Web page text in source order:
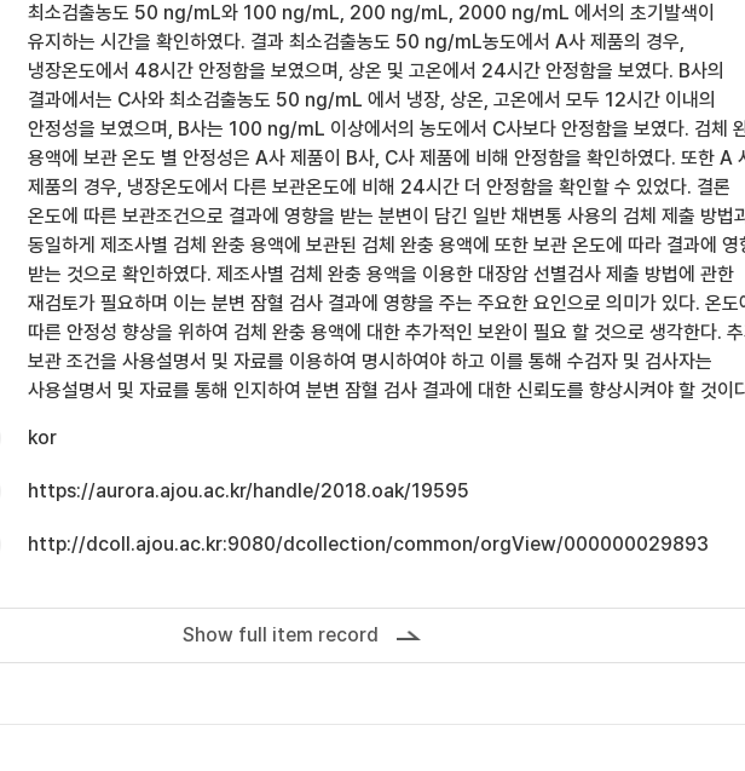
최소검출농도 50 ng/mL와 100 ng/mL, 200 ng/mL, 2000 ng/mL 에서의 초기발색이
유지하는 시간을 확인하였다. 결과 최소검출농도 50 ng/mL농도에서 A사 제품의 경우,
냉장온도에서 48시간 안정함을 보였으며, 상온 및 고온에서 24시간 안정함을 보였다. B사의
결과에서는 C사와 최소검출농도 50 ng/mL 에서 냉장, 상온, 고온에서 모두 12시간 이내의
안정성을 보였으며, B사는 100 ng/mL 이상에서의 농도에서 C사보다 안정함을 보였다. 검체
용액에 보관 온도 별 안정성은 A사 제품이 B사, C사 제품에 비해 안정함을 확인하였다. 또한 A
제품의 경우, 냉장온도에서 다른 보관온도에 비해 24시간 더 안정함을 확인할 수 있었다. 결론
온도에 따른 보관조건으로 결과에 영향을 받는 분변이 담긴 일반 채변통 사용의 검체 제출 방법
동일하게 제조사별 검체 완충 용액에 보관된 검체 완충 용액에 또한 보관 온도에 따라 결과에 영
받는 것으로 확인하였다. 제조사별 검체 완충 용액을 이용한 대장암 선별검사 제출 방법에 관한
재검토가 필요하며 이는 분변 잠혈 검사 결과에 영향을 주는 주요한 요인으로 의미가 있다. 온도
따른 안정성 향상을 위하여 검체 완충 용액에 대한 추가적인 보완이 필요 할 것으로 생각한다.
보관 조건을 사용설명서 및 자료를 이용하여 명시하여야 하고 이를 통해 수검자 및 검사자는
사용설명서 및 자료를 통해 인지하여 분변 잠혈 검사 결과에 대한 신뢰도를 향상시켜야 할 것이
kor
https://aurora.ajou.ac.kr/handle/2018.oak/19595
http://dcoll.ajou.ac.kr:9080/dcollection/common/orgView/000000029893
Show full item record